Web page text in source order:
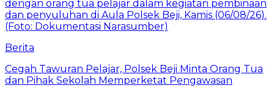
Berita
Cegah Tawuran Pelajar, Polsek Beji Minta Orang Tua
dan Pihak Sekolah Memperketat Pengawasan